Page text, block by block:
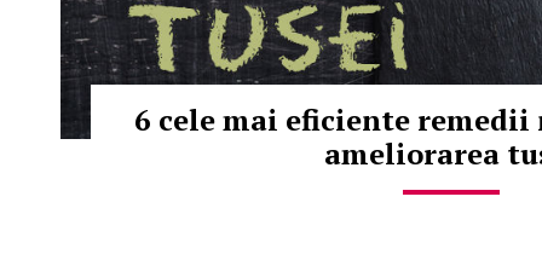
6 cele mai eficiente
ameliorarea